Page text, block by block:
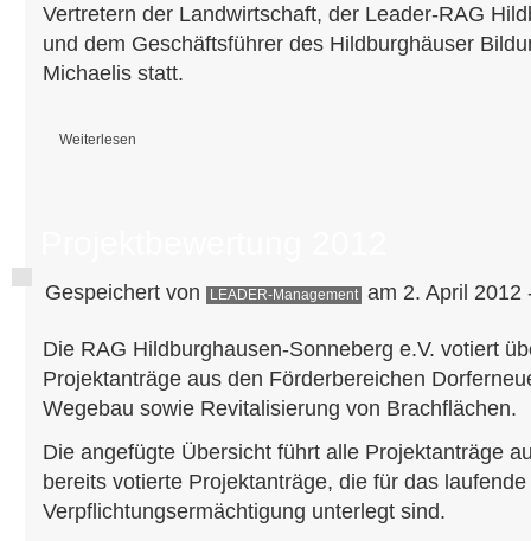
Vertretern der Landwirtschaft, der Leader-RAG
und dem Geschäftsführer des Hildburghäuser
Michaelis statt.
Weiterlesen
Gespeichert von LEADER-Management am 2. April 2012
Die RAG Hildburghausen-Sonneberg e.V. votiert
Projektanträge aus den Förderbereichen
Wegebau sowie Revitalisierung von Brachflächen.
Die angefügte Übersicht führt alle Projektanträge
bereits votierte Projektanträge, die für das
Verpflichtungsermächtigung unterlegt sind.